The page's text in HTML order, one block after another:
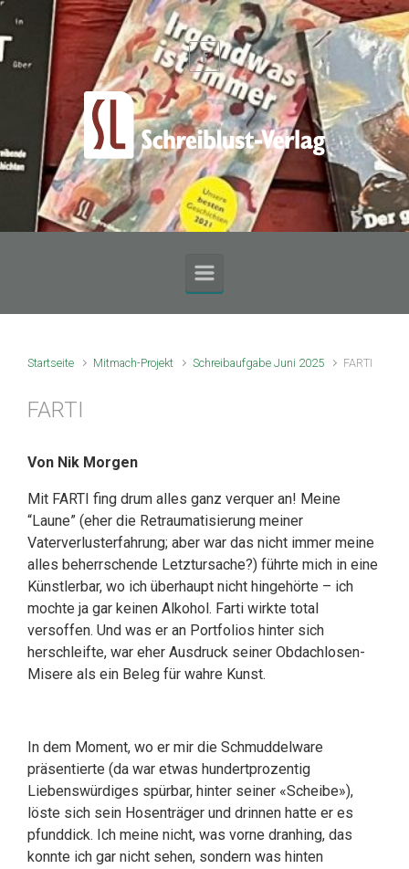
Zum Hauptinhalt springen
Startseite Mitmach-Projekt Schreibaufgabe Juni 2025 FARTI
FARTI
Von Nik Morgen
Mit FARTI fing drum alles ganz verquer an! Meine
“Laune” (eher die Retraumatisierung meiner
Vaterverlusterfahrung; aber war das nicht immer meine
alles beherrschende Letztursache?) führte mich in eine
Künstlerbar, wo ich überhaupt nicht hingehörte – ich
mochte ja gar keinen Alkohol. Farti wirkte total
versoffen. Und was er an Portfolios hinter sich
herschleifte, war eher Ausdruck seiner Obdachlosen-
Misere als ein Beleg für wahre Kunst.
In dem Moment, wo er mir die Schmuddelware
präsentierte (da war etwas hundertprozentig
Liebenswürdiges spürbar, hinter seiner «Scheibe»),
löste sich sein Hosenträger und drinnen hatte er es
pfunddick. Ich meine nicht, was vorne dranhing, das
konnte ich gar nicht sehen, sondern was hinten